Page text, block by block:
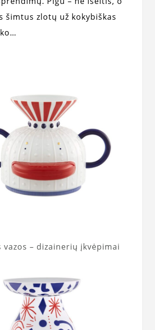
šimtus zlotų už kokybiškas
vazos – dizainerių įkvėpimai